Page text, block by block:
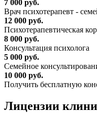
7 000 руб.
Врач психотерапевт -
12 000 руб.
Психотерапевтическая
8 000 руб.
Консультация психолога
5 000 руб.
Семейное
10 000 руб.
Получить бесплатную
Лицензии